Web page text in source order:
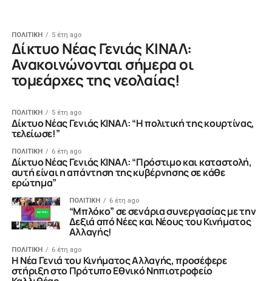
ΠΟΛΙΤΙΚΗ 5 έτη ago
Δίκτυο Νέας Γενιάς ΚΙΝΑΛ:
Ανακοινώνονται σήμερα οι
τομεάρχες της νεολαίας!
ΠΟΛΙΤΙΚΗ 5 έτη ago
Δίκτυο Νέας Γενιάς ΚΙΝΑΛ: “Η πολιτική της κουρτίνας,
τελείωσε!”
ΠΟΛΙΤΙΚΗ 6 έτη ago
Δίκτυο Νέας Γενιάς ΚΙΝΑΛ: “Πρόστιμο και καταστολή,
αυτή είναι η απάντηση της κυβέρνησης σε κάθε
ερώτημα”
ΠΟΛΙΤΙΚΗ 6 έτη ago
“Μπλόκο” σε σενάρια συνεργασίας με την
Δεξιά από Νέες και Νέους του Κινήματος
Αλλαγής!
ΠΟΛΙΤΙΚΗ 6 έτη ago
Η Νέα Γενιά του Κινήματος Αλλαγής, προσέφερε
στήριξη στο Πρότυπο Εθνικό Νηπιοτροφείο